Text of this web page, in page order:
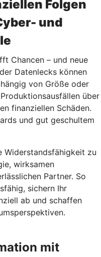
Folgen
und
Chancen – und neue
Datenlecks können
von Größe oder
über
finanziellen Schäden.
und gut geschultem
Widerstandsfähigkeit zu
wirksamen
Partner. So
sichern Ihr
ab und schaffen
mit